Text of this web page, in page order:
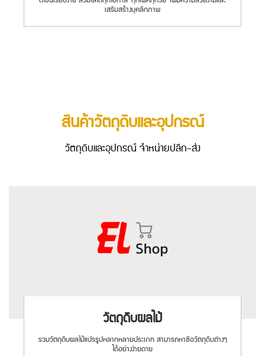
เสริมสร้างบุคลิกภาพ
สินค้าวัตถุดิบและอุปกรณ์
วัตถุดิบและอุปกรณ์ จำหน่ายปลีก-ส่ง
วัตถุดิบผลไม้
รวมวัตถุดิบผลไม้แปรรูปหลากหลายประเภท สามารถหาซื้อวัตถุดิบต่างๆ
ได้อย่างง่ายดาย